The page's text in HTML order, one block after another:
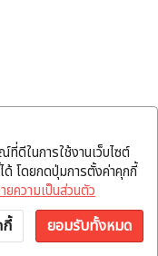
ญชี พูดคุย
ที่ดีในการใช้งานเว็บไซต์
โดยกดปุ่มการตั้งค่าคุกกี้
ยความเป็นส่วนตัว
ยอมรับทั้งหมด